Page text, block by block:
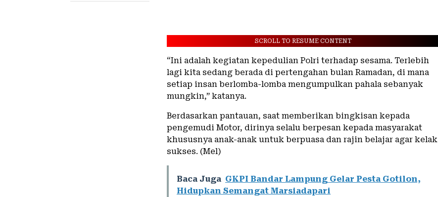
SCROLL TO RESUME CONTENT
“Ini adalah kegiatan kepedulian Polri terhadap sesama. Terlebih
lagi kita sedang berada di pertengahan bulan Ramadan, di mana
setiap insan berlomba-lomba mengumpulkan pahala sebanyak
mungkin,” katanya.
Berdasarkan pantauan, saat memberikan bingkisan kepada
pengemudi Motor, dirinya selalu berpesan kepada masyarakat
khususnya anak-anak untuk berpuasa dan rajin belajar agar kelak
sukses. (Mel)
Baca Juga GKPI Bandar Lampung Gelar Pesta Gotilon,
Hidupkan Semangat Marsiadapari